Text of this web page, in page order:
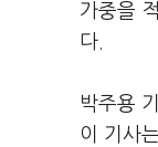
가중을
다.
박주용
이 기사